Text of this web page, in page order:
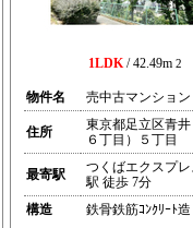
1LDK/ 42.49m 2
物件名 売中古マンション
住所
東京都足立区青
６丁目）５丁目
最寄駅
つくばエクスプ
駅 徒歩 7分
構造
鉄骨鉄筋ｺﾝｸﾘｰﾄ造